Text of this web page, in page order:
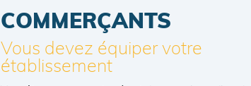
COMMERÇANTS
Vous devez équiper votre
établissement